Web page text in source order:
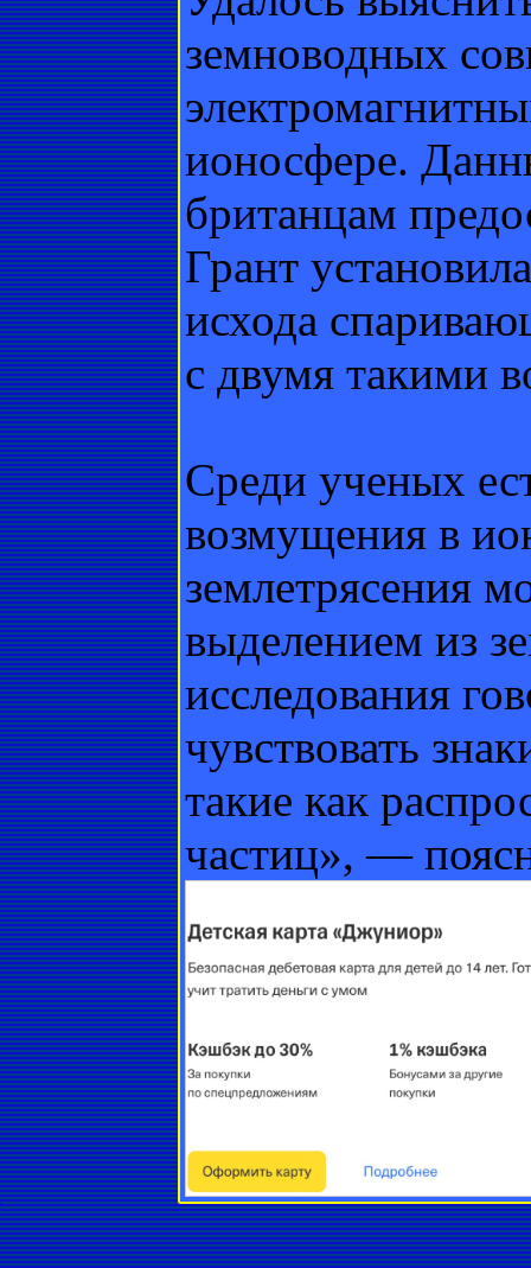
земноводных
ионосфере.
британцам
Грант
исхода
с двумя такими
Среди ученых
возмущения в
землетрясения
выделением из
исследования
чувствовать
такие как
частиц», —